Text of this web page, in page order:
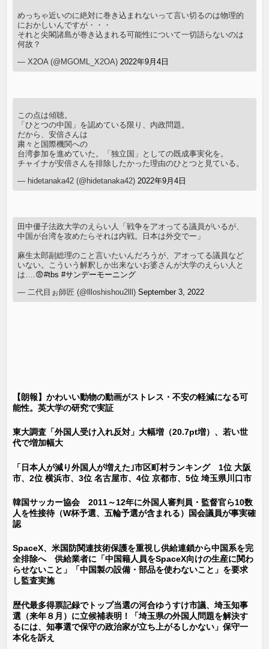
めっちゃ近いのに絶対に巻き込まれないって言い切るのは物理的
におかしいんですが・・・
それと尖閣諸島が巻き込まれる可能性について一切語らないのは
何故？
— X2OA (@MGOML_X2OA) 2022年9月4日
この点は傾聴。
「ひとつの中国」を認めている限り、内政問題。
だから、安倍さんは
粛々と国際機関への
台湾参加を進めていた。「独立国」としての既成事実化を。
チャイナが安倍さんを排除したかった理由のひとつと見ている。
— hidetanaka42 (@hidetanaka42) 2022年9月4日
田中優子法政大学のえらい人「戦争をアオってる議員がいるが、
中国が台湾を攻めたらそれは内戦。日本は外交でー」
麻生太郎副総理のこと言いたいんだろうが、アオってる議員など
いない。こういう解釈しか出来ないお婆さんが大学のえらい人と
は….😨#tbs #サンデーモーニング
— 二代目ぉ師匠 (@llloshishou2lll)September 3, 2022
【朗報】かわいい動物の動画がストレス・不安の軽減になる可
能性。英大学の研究で実証
東大調査「外国人受け入れ反対」大幅増（20.7pt増）、若い世
代で増加幅大
「日本人が減り外国人が増えた｣市区町村ランキング 1位 大阪
市、2位 横浜市、3位 名古屋市、4位 京都市、5位 埼玉県川口市
韓国サッカー協会 2011～12年に外国人審判員・監督官ら10数
人を性接待（W杯予選、五輪予選が含まれる）国会議員が事実確
認
SpaceX、米国防関連技術保護を重視し供給連鎖から中国系を完
全排除へ 供給業者に「中国籍人員をSpaceX向けの生産に関わ
らせないこと」「中国製の設備・部品を使わないこと」を要求
し監査実施
歴代最多得票記録でトップ当選の河合ゆうすけ市議、埼玉知事
選（来年８月）に立候補表明！「埼玉県の外国人問題を解決す
るには、知事選で保守の政治家が立ち上がるしかない」保守一
本化を訴え